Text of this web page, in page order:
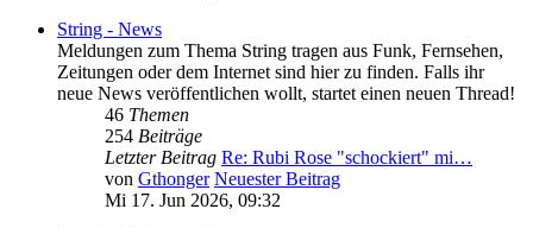
String - News
Meldungen zum Thema String tragen aus Funk, Fernsehen,
Zeitungen oder dem Internet sind hier zu finden. Falls ihr
neue News veröffentlichen wollt, startet einen neuen Thread!
46 Themen
254 Beiträge
Letzter Beitrag Re: Rubi Rose "schockiert" mi…
von Gthonger Neuester Beitrag
Mi 17. Jun 2026, 09:32